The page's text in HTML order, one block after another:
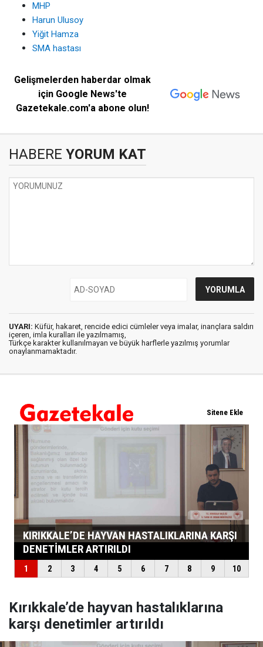
MHP
Harun Ulusoy
Yiğit Hamza
SMA hastası
Gelişmelerden haberdar olmak
için Google News'te
Gazetekale.com'a abone olun!
HABERE YORUM KAT
UYARI: Küfür, hakaret, rencide edici cümleler veya imalar, inançlara saldırı
içeren, imla kuralları ile yazılmamış,
Türkçe karakter kullanılmayan ve büyük harflerle yazılmış yorumlar
onaylanmamaktadır.
Kırıkkale’de hayvan hastalıklarına
karşı denetimler artırıldı